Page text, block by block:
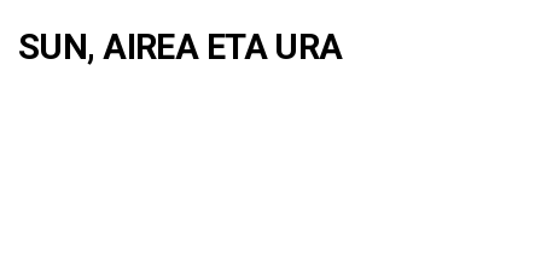
SUN, AIREA ETA URA